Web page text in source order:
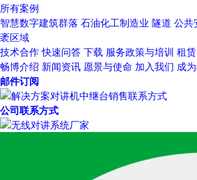
所有案例
智慧数字建筑群落 石油化工制造业 隧道 公共
袤区域
技术合作 快速问答 下载 服务政策与培训 租
畅博介绍 新闻资讯 愿景与使命 加入我们 成
邮件订阅
公司联系方式